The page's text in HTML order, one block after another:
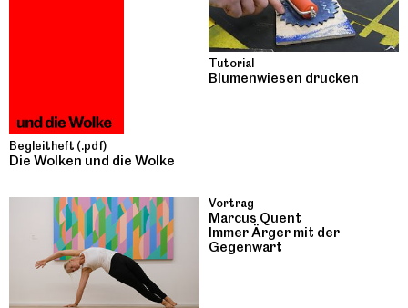
Begleitheft (.pdf)
Die Wolken und die Wolke
Tutorial
Blumenwiesen drucken
Vortrag
Marcus Quent
Immer Ärger mit der
Gegenwart